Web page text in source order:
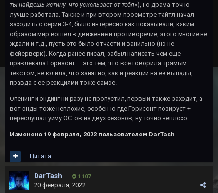
ты найдешь истину что ускользает от тебя»), но драма точно
лучше работала. Также и при втором просмотре тайтл начал
заходить с серии 3-4, было интересно как показывали, каким
образом мир вошел в движение и противоречие, этого многие не
ждали и т.д., пусть это было отчасти и ванильно (но не
фейерверк). Когда ранее писал, забыл написать чем еще
привлекала Горизонт – это тем, что все говорила прямым
текстом, не юлила, что занятно, как и реакции на ее выпады,
правда с ее реакциями тоже самое.
Опенинг и эндинг ни разу не пропустил, первый также заходит, а
вот энды тоже неплохие, особенно где Горизонт позирует +
переслушал уйму ОСТов из двух сезонов, ну точно неплохо.
Изменено 19 февраля, 2022 пользователем DarTash
Цитата
DarTash 1 107
20 февраля, 2022